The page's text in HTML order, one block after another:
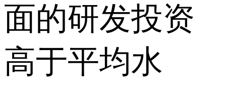
面的研发投资
高于平均水